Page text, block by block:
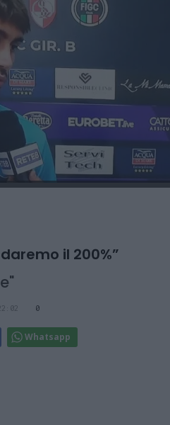
il 200%”
0
Whatsapp